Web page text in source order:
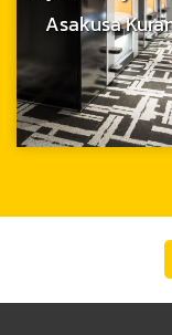
Asakusa